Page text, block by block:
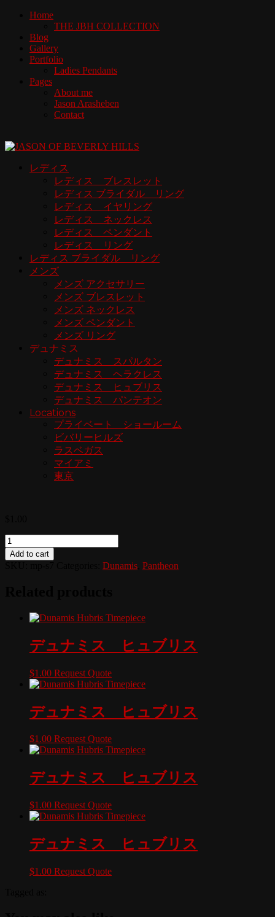
Home
THE JBH COLLECTION
Blog
Gallery
Portfolio
Ladies Pendants
Pages
About me
Jason Arasheben
Contact
レディス
レディス ブレスレット
レディス ブライダル リング
レディス イヤリング
レディス ネックレス
レディス ペンダント
レディス リング
レディス ブライダル リング
メンズ
メンズ アクセサリー
メンズ ブレスレット
メンズ ネックレス
メンズ ペンダント
メンズ リング
デュナミス
デュナミス スパルタン
デュナミス ヘラクレス
デュナミス ヒュブリス
デュナミス パンテオン
Locations
プライベート ショールーム
ビバリーヒルズ
ラスベガス
マイアミ
東京
Quantity
Add to cart
Dunamis Pantheon
デュナミス ヒュブリス
$1.00 Request Quote
デュナミス ヒュブリス
$1.00 Request Quote
デュナミス ヒュブリス
$1.00 Request Quote
デュナミス ヒュブリス
$1.00 Request Quote